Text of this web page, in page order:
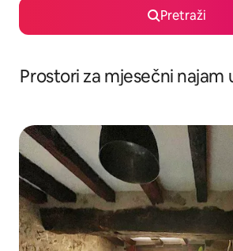
Pretraži
Prostori za mjesečni najam